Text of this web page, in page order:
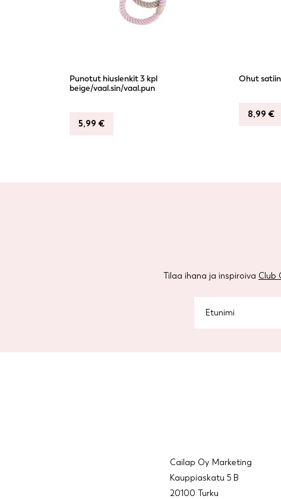
Punotut hiuslenkit 3 kpl
beige/vaal.sin/vaal.pun
5,99 €
Ohut
8,99 €
Tilaa ihana ja inspiroiva Club
Cailap Oy Marketing
Kauppiaskatu 5 B
20100 Turku